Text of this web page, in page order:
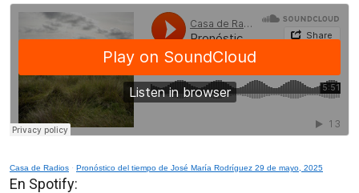
Casa de Radios · Pronóstico del tiempo de José María Rodríguez 29 de mayo, 2025
En Spotify: